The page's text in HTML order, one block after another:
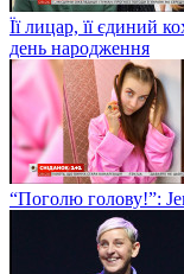
Її лицар, її єдиний
день народження
“Поголю голову!”: